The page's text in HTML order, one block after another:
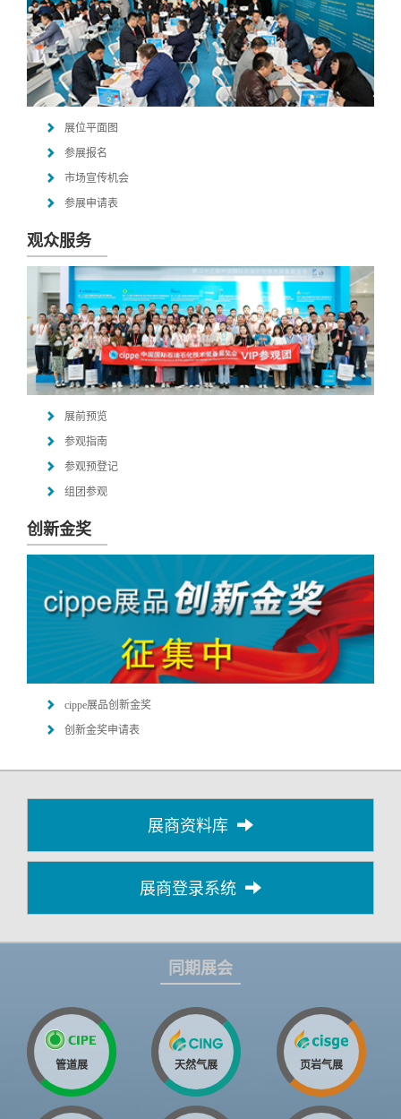
展位平面图
参展报名
市场宣传机会
参展申请表
观众服务
展前预览
参观指南
参观预登记
组团参观
创新金奖
cippe展品创新金奖
创新金奖申请表
展商资料库
展商登录系统
同期展会
管道展 天然气展 页岩气展